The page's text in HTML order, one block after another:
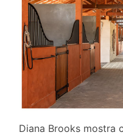
Diana Brooks mostra